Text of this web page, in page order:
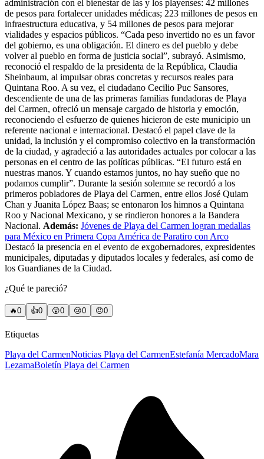
administración con el bienestar de las y los playenses: 42 millones
de pesos para fortalecer unidades médicas; 223 millones de pesos en
infraestructura educativa, y 54 millones de pesos para mejorar
vialidades y espacios públicos. “Cada peso invertido no es un favor
del gobierno, es una obligación. El dinero es del pueblo y debe
volver al pueblo en forma de justicia social”, subrayó. Asimismo,
reconoció el respaldo de la presidenta de la República, Claudia
Sheinbaum, al impulsar obras concretas y recursos reales para
Quintana Roo. A su vez, el ciudadano Cecilio Puc Sansores,
descendiente de una de las primeras familias fundadoras de Playa
del Carmen, ofreció un mensaje cargado de historia y emoción,
reconociendo el esfuerzo de quienes hicieron de este municipio un
referente nacional e internacional. Destacó el papel clave de la
unidad, la inclusión y el compromiso colectivo en la transformación
de la ciudad, y agradeció a las autoridades actuales por colocar a las
personas en el centro de las políticas públicas. “El futuro está en
nuestras manos. Y cuando estamos juntos, no hay sueño que no
podamos cumplir”. Durante la sesión solemne se recordó a los
primeros pobladores de Playa del Carmen, entre ellos José Quiam
Chan y Juanita López Baas; se entonaron los himnos a Quintana
Roo y Nacional Mexicano, y se rindieron honores a la Bandera
Nacional. Además: Jóvenes de Playa del Carmen logran medallas
para México en Primera Copa América de Paratiro con Arco
Destacó la presencia en el evento de exgobernadores, expresidentes
municipales, diputadas y diputados locales y federales, así como de
los Guardianes de la Ciudad.
¿Qué te pareció?
🔥0 👍0 😲0 😢0 😠0
Etiquetas
Playa del CarmenNoticias Playa del CarmenEstefanía MercadoMara
LezamaBoletín Playa del Carmen